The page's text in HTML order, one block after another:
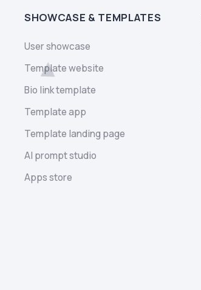
SHOWCASE & TEMPLATES
User showcase
Template website
Bio link template
Template app
Template landing page
AI prompt studio
Apps store